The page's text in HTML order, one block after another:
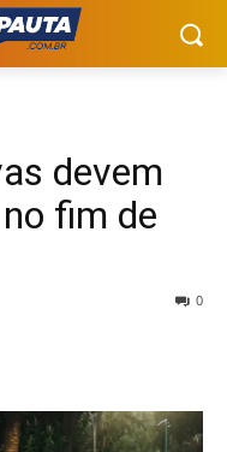
devem
fim de
0